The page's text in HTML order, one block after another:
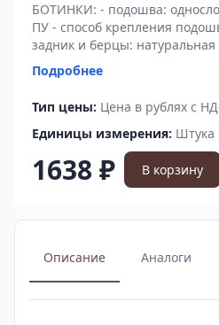
БОТИНКИ: - подошва:
ПУ - способ крепления
задник и берцы:
Подробнее
Тип цены: Цена в рублях с
Единицы измерения: Штука
1638 ₽ В корзину
Описание Аналоги